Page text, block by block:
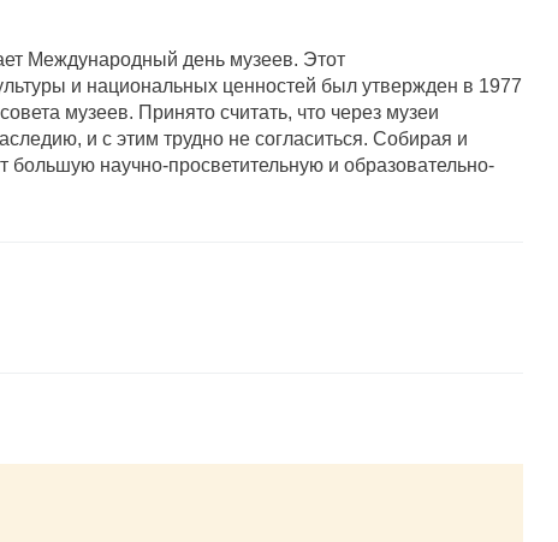
Международный день музеев. Этот
и национальных ценностей был утвержден в 1977
музеев. Принято считать, что через музеи
и с этим трудно не согласиться. Собирая и
большую научно-просветительную и образовательно-